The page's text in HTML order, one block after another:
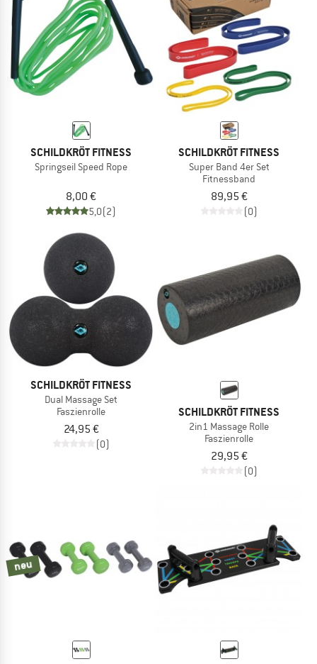
SCHILDKRÖT FITNESS
Springseil Speed Rope
8,00 €
5,0(2)
SCHILDKRÖT FITNESS
Super Band 4er Set
Fitnessband
89,95 €
(0)
SCHILDKRÖT FITNESS
Dual Massage Set
Faszienrolle
24,95 €
(0)
SCHILDKRÖT FITNESS
2in1 Massage Rolle
Faszienrolle
29,95 €
(0)
neu